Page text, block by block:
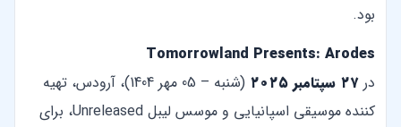
بود.
Tomorrowland Presents: Arodes
در ۲۷ سپتامبر ۲۰۲۵
(شنبه – 05 مهر 1404)، آرودس، تهیه
کننده موسیقی اسپانیایی و موسس لیبل Unreleased، برای